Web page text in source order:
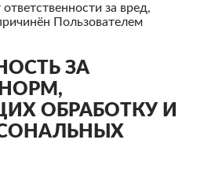
за вред,
Пользователем
ЗА
ОБРАБОТКУ И